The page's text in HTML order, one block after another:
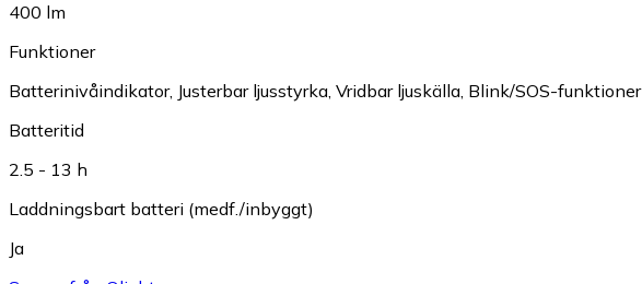
400 lm
Funktioner
Batterinivåindikator, Justerbar ljusstyrka, Vridbar ljuskälla, Blink/SOS-funktioner
Batteritid
2.5 - 13 h
Laddningsbart batteri (medf./inbyggt)
Ja